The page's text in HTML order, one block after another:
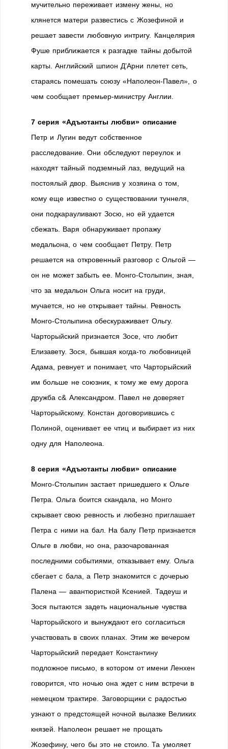
мучительно переживает измену жены, но
клянется матери развестись с Жозефиной и
решает завести любовную интригу. Канцелярия
Фуше приближается к разгадке тайны добытой
карты. Английский шпион Д’Арни плетет сеть,
стараясь помешать союзу «Наполеон-Павел», о
чем сообщает премьер-министру Англии.
7 серия «Адъютанты любви» описание
Петр и Лугин ведут собственное
расследование. Они обследуют переулок и
находят тайный подземный лаз, ведущий на
постоялый двор. Выяснив у хозяина о том,
кому еще известно о существовании туннеля,
они подкарауливают Зосю, но ей удается
сбежать. Варя обнаруживает пропажу
медальона, о чем сообщает Петру. Петр
решается на откровенный разговор с Ольгой —
он не может забыть ее. Монго-Столыпин, зная,
что за медальон Ольга носит на груди,
мучается, но не открывает тайны. Ревность
Монго-Столыпина обескураживает Ольгу.
Чарторыйский признается Зосе, что любит
Елизавету. Зося, бывшая когда-то любовницей
Адама, ревнует и понимает, что Чарторыйский
им больше не союзник, к тому же ему дорога
дружба с& Александром. Павел не доверяет
Чарторыйскому. Констан договорившись с
Полиной, оценивает ее чтиц и выбирает из них
одну для Наполеона.
8 серия «Адъютанты любви» описание
Монго-Столыпин застает пришедшего к Ольге
Петра. Ольга боится скандала, но Монго
скрывает свою ревность и любезно приглашает
Петра с ними на бал. На балу Петр признается
Ольге в любви, но она, разочарованная
последними событиями, отказывает ему. Ольга
сбегает с бала, а Петр знакомится с дочерью
Палена — авантюристкой Ксенией. Тадеуш и
Зося пытаются задеть национальные чувства
Чарторыйского и вынуждают его согласиться
участвовать в своих планах. Этим же вечером
Чарторыйский передает Константину
подложное письмо, в котором от имени Ленхен
говорится, что ночью она ждет с ним встречи в
немецком трактире. Заговорщики с радостью
узнают о предстоящей ночной вылазке Великих
князей. Наполеон решает не прощать
Жозефину, чего бы это не стоило. Та умоляет